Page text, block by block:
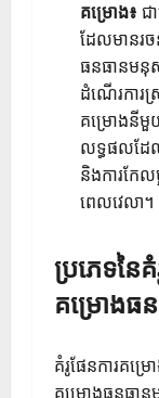
គម្រោង៖ ជ
ដែលមានរច
ធនធានមនុស្
ដំណើរការស្
គម្រោងនីមួ
លទ្ធផលដែ
និងការកែល
ពេលវេលា។
ប្រភេទនៃ
គម្រោងធ
គំរូផែនការគម្រ
គម្រោងធនធាន